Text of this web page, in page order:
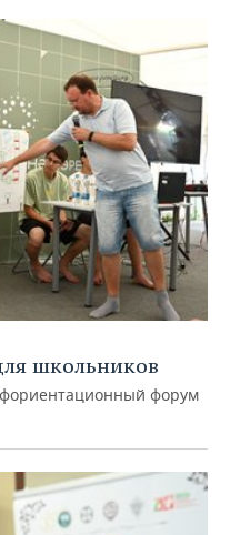
школьников
форум